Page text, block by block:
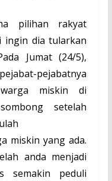
pilihan rakyat
ingin dia tularkan
Jumat (24/5),
pejabatnya
miskin di
setelah
miskin yang ada.
anda menjadi
semakin peduli